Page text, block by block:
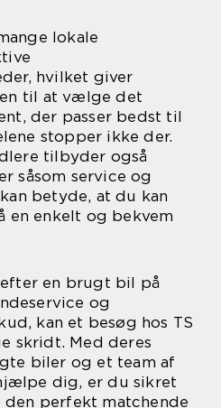
lokale
hvilket giver
til at vælge det
der passer bedst til
stopper ikke der.
tilbyder også
såsom service og
betyde, at du kan
en enkelt og bekvem
en brugt bil på
og
kan et besøg hos TS
skridt. Med deres
biler og et team af
dig, er du sikret
perfekt matchende